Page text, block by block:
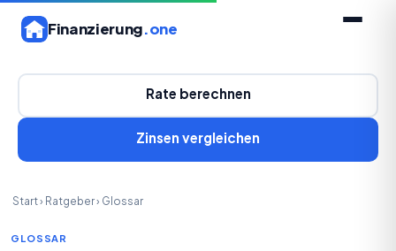
Finanzierung.one
Rate berechnen
Zinsen vergleichen
Start› Ratgeber› Glossar
GLOSSAR